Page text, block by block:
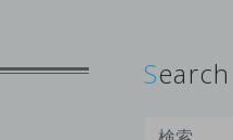
Search